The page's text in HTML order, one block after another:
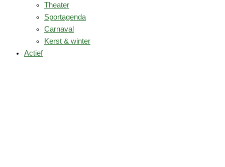
Theater
Sportagenda
Carnaval
Kerst & winter
Actief